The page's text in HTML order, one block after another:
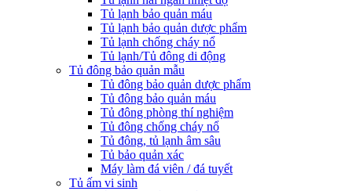
Tủ lạnh bảo quản máu
Tủ lạnh bảo quản dược phẩm
Tủ lạnh chống cháy nổ
Tủ lạnh/Tủ đông di động
Tủ đông bảo quản mẫu
Tủ đông bảo quản dược phẩm
Tủ đông bảo quản máu
Tủ đông phòng thí nghiệm
Tủ đông chống cháy nổ
Tủ đông, tủ lạnh âm sâu
Tủ bảo quản xác
Máy làm đá viên / đá tuyết
Tủ ấm vi sinh